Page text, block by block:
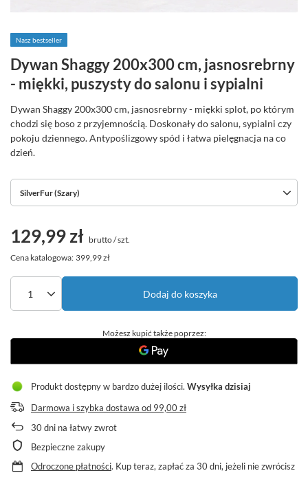
Nasz bestseller
Dywan Shaggy 200x300 cm, jasnosrebrny
- miękki, puszysty do salonu i sypialni
Dywan Shaggy 200x300 cm, jasnosrebrny - miękki splot, po którym
chodzi się boso z przyjemnością. Doskonały do salonu, sypialni czy
pokoju dziennego. Antypoślizgowy spód i łatwa pielęgnacja na co
dzień.
SilverFur (Szary)
129,99 zł brutto/szt.
Cena katalogowa: 399,99 zł
Dodaj do koszyka
Możesz kupić także poprzez:
Produkt dostępny w bardzo dużej ilości Wysyłka dzisiaj
Darmowa i szybka dostawa od 99,00 zł
30dni na łatwy zwrot
Bezpieczne zakupy
Odroczone płatności. Kup teraz, zapłać za 30 dni, jeżeli nie zwrócisz